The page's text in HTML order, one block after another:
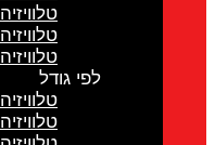
טלוויזיה LG
טלוויזיה TCL
טלוויזיה Peerless
לפי גודל
טלוויזיה 32"
טלוויזיה 43"